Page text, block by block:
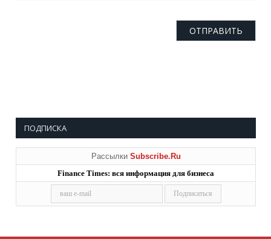
ПОДПИСКА
Рассылки Subscribe.Ru
Finance Times: вся информация для бизнеса